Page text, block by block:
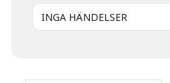
INGA HÄNDELSER